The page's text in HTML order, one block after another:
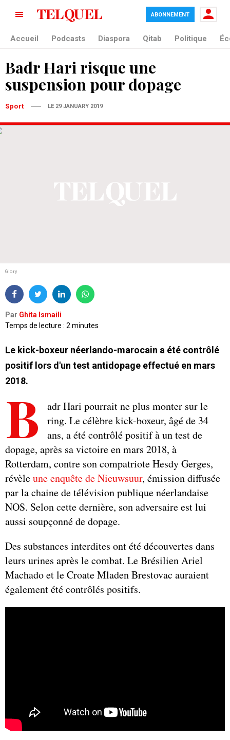
ABONNEMENT
Accueil Podcasts Diaspora Qitab Politique
Badr Hari risque une
suspension pour dopage
Sport LE 29 JANUARY 2019
Glory
Par Ghita Ismaili
Temps de lecture : 2 minutes
Le kick-boxeur néerlando-marocain a été contrôlé
positif lors d'un test antidopage effectué en mars
2018.
B
adr Hari pourrait ne plus monter sur le
ring. Le célèbre kick-boxeur, âgé de 34
ans, a été contrôlé positif à un test de
dopage, après sa victoire en mars 2018, à
Rotterdam, contre son compatriote Hesdy Gerges,
révèleune enquête de Nieuwsuur, émission diffusée
par la chaine de télévision publique néerlandaise
NOS. Selon cette dernière, son adversaire est lui
aussi soupçonné de dopage.
Des substances interdites ont été découvertes dans
leurs urines après le combat. Le Brésilien Ariel
Machado et le Croate Mladen Brestovac auraient
également été contrôlés positifs.